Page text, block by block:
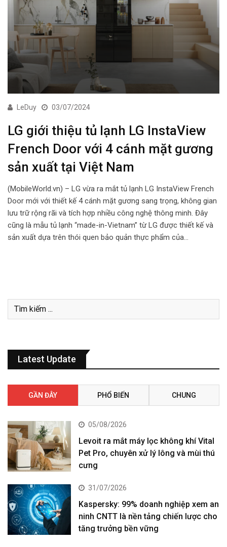
LeDuy 03/07/2024
LG giới thiệu tủ lạnh LG InstaView
French Door với 4 cánh mặt gương
sản xuất tại Việt Nam
(MobileWorld.vn) – LG vừa ra mắt tủ lạnh LG InstaView French
Door mới với thiết kế 4 cánh mặt gương sang trọng, không gian
lưu trữ rộng rãi và tích hợp nhiều công nghệ thông minh. Đây
cũng là mẫu tủ lạnh “made-in-Vietnam” từ LG được thiết kế và
sản xuất dựa trên thói quen bảo quản thực phẩm của…
Latest Update
GẦN ĐÂY PHỔ BIẾN CHUNG
05/08/2026
Levoit ra mắt máy lọc không khí Vital
Pet Pro, chuyên xử lý lông và mùi thú
cưng
31/07/2026
Kaspersky: 99% doanh nghiệp xem an
ninh CNTT là nền tảng chiến lược cho
tăng trưởng bền vững